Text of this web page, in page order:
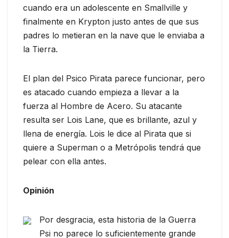
cuando era un adolescente en Smallville y
finalmente en Krypton justo antes de que sus
padres lo metieran en la nave que le enviaba a
la Tierra.
El plan del Psico Pirata parece funcionar, pero
es atacado cuando empieza a llevar a la
fuerza al Hombre de Acero. Su atacante
resulta ser Lois Lane, que es brillante, azul y
llena de energía. Lois le dice al Pirata que si
quiere a Superman o a Metrópolis tendrá que
pelear con ella antes.
Opinión
Por desgracia, esta historia de la Guerra
Psi no parece lo suficientemente grande